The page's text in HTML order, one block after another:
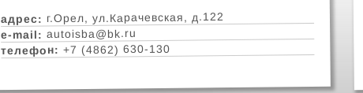
адрес: г.Орел, ул.Карачевская, д.122
e-mail: autoisba@bk.ru
телефон: +7 (4862) 630-130